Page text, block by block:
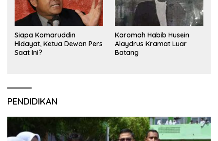
Siapa Komaruddin
Hidayat, Ketua Dewan Pers
Saat Ini?
Karomah Habib Husein
Alaydrus Kramat Luar
Batang
PENDIDIKAN